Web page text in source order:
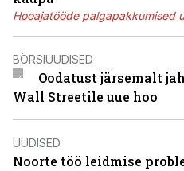
Hooajatööde palgapakkumised
BÖRSIUUDISED
Oodatust järsemalt
Wall Streetile uue hoo
UUDISED
Noorte töö leidmise